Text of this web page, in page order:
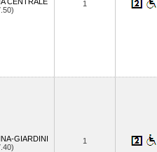
1
GIARDINI
1